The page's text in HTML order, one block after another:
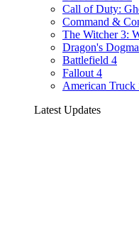
Call of Duty:
Command &
The Witcher 3:
Dragon's
Battlefield 4
Fallout 4
American Truck
Latest Updates